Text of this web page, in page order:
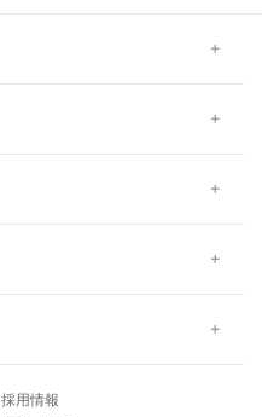
採用情報